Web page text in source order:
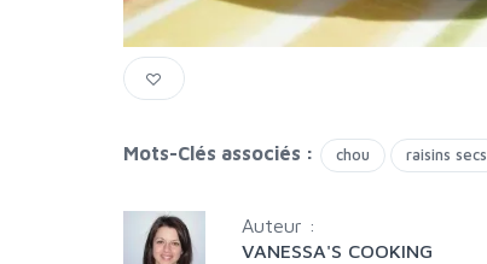
Mots-Clés associés : chou raisins secs
Auteur :
VANESSA'S COOKING